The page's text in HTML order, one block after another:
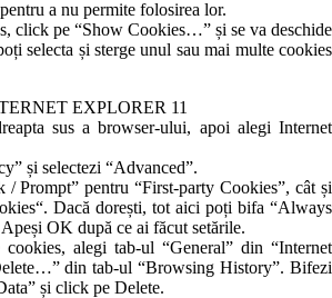
a nu permite folosirea lor.
click pe “Show Cookies…” și se va deschide
selecta și sterge unul sau mai multe cookies
EXPLORER 11
sus a browser-ului, apoi alegi Internet
și selectezi “Advanced”.
Prompt” pentru “First-party Cookies”, cât și
Dacă dorești, tot aici poți bifa “Always
OK după ce ai făcut setările.
cookies, alegi tab-ul “General” din “Internet
din tab-ul “Browsing History”. Bifezi
și click pe Delete.